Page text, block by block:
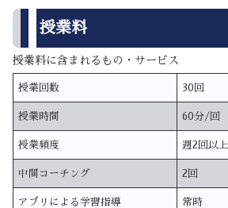
授業料
授業料に含まれるもの・サービス
授業回数 30回
授業時間 60分/回
授業頻度 週2回以上
中間コーチング 2回
アプリによる学習指導 常時